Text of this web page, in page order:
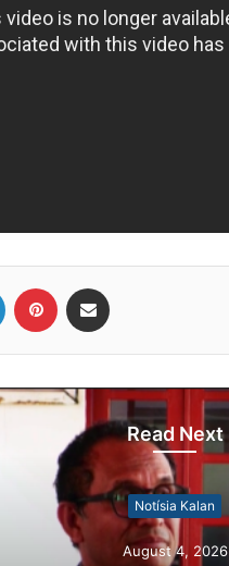
Read Next
Notísia Kalan
August 4, 2026